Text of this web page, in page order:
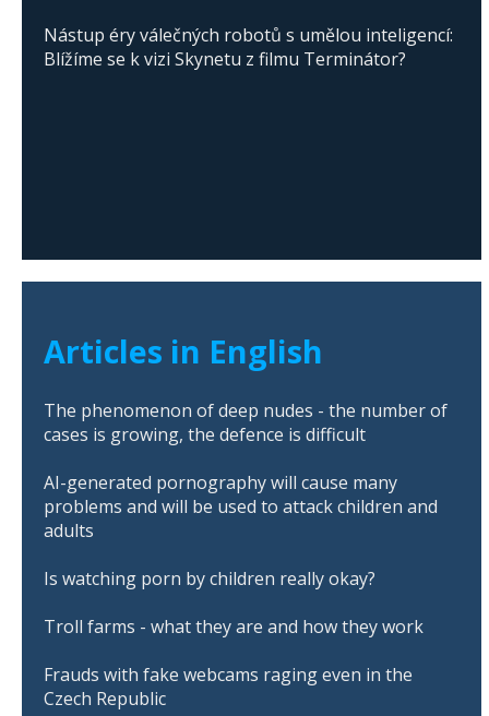
Nástup éry válečných robotů s umělou inteligencí:
Blížíme se k vizi Skynetu z filmu Terminátor?
Articles in English
The phenomenon of deep nudes - the number of
cases is growing, the defence is difficult
AI-generated pornography will cause many
problems and will be used to attack children and
adults
Is watching porn by children really okay?
Troll farms - what they are and how they work
Frauds with fake webcams raging even in the
Czech Republic